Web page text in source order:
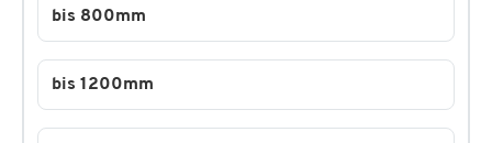
bis 800mm
bis 1200mm